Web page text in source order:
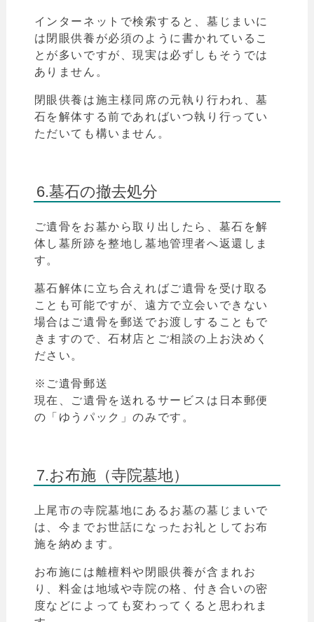
インターネットで検索すると、墓じまいに
は閉眼供養が必須のように書かれているこ
とが多いですが、現実は必ずしもそうでは
ありません。
閉眼供養は施主様同席の元執り行われ、墓
石を解体する前であればいつ執り行ってい
ただいても構いません。
6.墓石の撤去処分
ご遺骨をお墓から取り出したら、墓石を解
体し墓所跡を整地し墓地管理者へ返還しま
す。
墓石解体に立ち合えればご遺骨を受け取る
ことも可能ですが、遠方で立会いできない
場合はご遺骨を郵送でお渡しすることもで
きますので、石材店とご相談の上お決めく
ださい。
※ご遺骨郵送
現在、ご遺骨を送れるサービスは日本郵便
の「 ゆうパック 」のみです。
7.お布施（寺院墓地）
上尾市の寺院墓地にあるお墓の墓じまいで
は、今までお世話になったお礼としてお布
施を納めます。
お布施には離檀料や閉眼供養が含まれお
り、料金は地域や寺院の格、付き合いの密
度などによっても変わってくると思われま